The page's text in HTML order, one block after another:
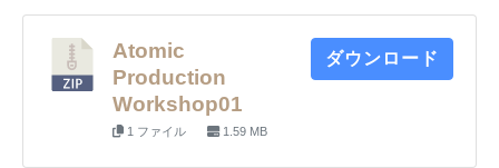
Atomic
Production
Workshop01
1 ファイル 1.59 MB
ダウンロード